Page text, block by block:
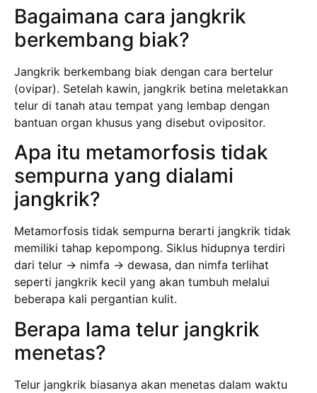
Bagaimana cara jangkrik
berkembang biak?
Jangkrik berkembang biak dengan cara bertelur
(ovipar). Setelah kawin, jangkrik betina meletakkan
telur di tanah atau tempat yang lembap dengan
bantuan organ khusus yang disebut ovipositor.
Apa itu metamorfosis tidak
sempurna yang dialami
jangkrik?
Metamorfosis tidak sempurna berarti jangkrik tidak
memiliki tahap kepompong. Siklus hidupnya terdiri
dari telur → nimfa → dewasa, dan nimfa terlihat
seperti jangkrik kecil yang akan tumbuh melalui
beberapa kali pergantian kulit.
Berapa lama telur jangkrik
menetas?
Telur jangkrik biasanya akan menetas dalam waktu